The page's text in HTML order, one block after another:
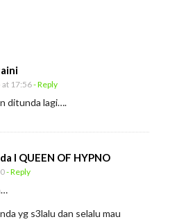
17:56- Reply
ditunda lagi….
I QUEEN OF HYPNO
- Reply
yg s3lalu dan selalu mau